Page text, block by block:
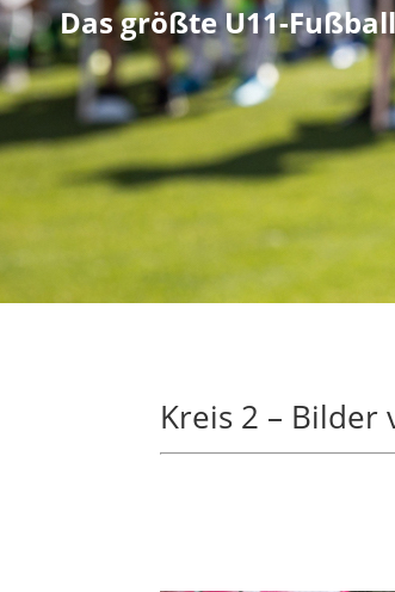
Das größte U11-
Kreis 2 – Bilder